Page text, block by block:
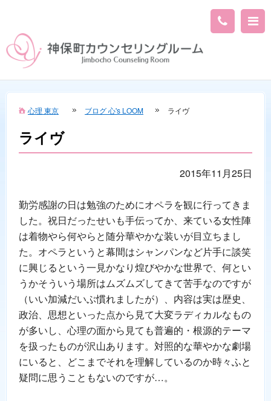
心理 東京 ブログ 心's LOOM ライヴ
ライヴ
2015年11月25日
勤労感謝の日は勉強のためにオペラを観に行ってきま
した。祝日だったせいも手伝ってか、来ている女性陣
は着物やら何やらと随分華やかな装いが目立ちまし
た。オペラというと幕間はシャンパンなど片手に談笑
に興じるという一見かなり煌びやかな世界で、何とい
うかそういう場所はムズムズしてきて苦手なのですが
（いい加減だいぶ慣れましたが）、内容は実は歴史、
政治、思想といった点から見て大変ラディカルなもの
が多いし、心理の面から見ても普遍的・根源的テーマ
を扱ったものが沢山あります。対照的な華やかな劇場
にいると、どこまでそれを理解しているのか時々ふと
疑問に思うこともないのですが…。